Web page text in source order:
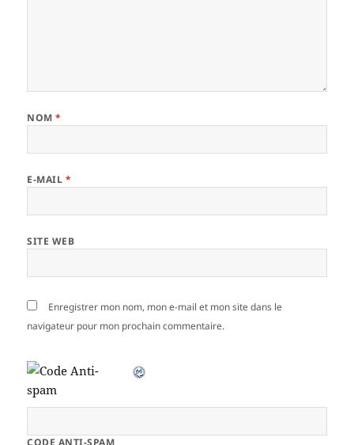
NOM*
E-MAIL *
SITE WEB
Enregistrer mon nom, mon e-mail et mon site dans le
navigateur pour mon prochain commentaire.
CODE ANTI-SPAM